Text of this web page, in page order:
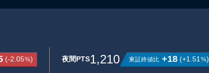
(-2.05%) 夜間PTS1,210 東証終値比 +18 (+1.51%)